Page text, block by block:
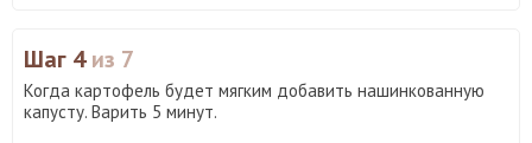
Шаг 4из 7
Когда картофель будет мягким добавить нашинкованную
капусту. Варить 5 минут.